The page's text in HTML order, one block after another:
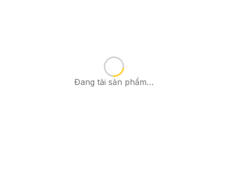
Đang tải sản phẩm…